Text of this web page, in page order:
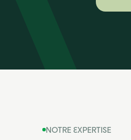
NOTRE EXPERTISE